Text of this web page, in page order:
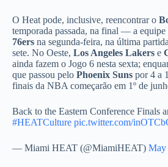
O Heat pode, inclusive, reencontrar o
temporada passada, na final — a equipe
76ers na segunda-feira, na última
sete. No Oeste, Los Angeles Lakers e
ainda fazem o Jogo 6 nesta sexta;
que passou pelo Phoenix Suns por 4 a
finais da NBA começarão em 1º de
Back to the Eastern Conference Finals
#HEATCulture pic.twitter.com/
— Miami HEAT (@MiamiHEAT) May